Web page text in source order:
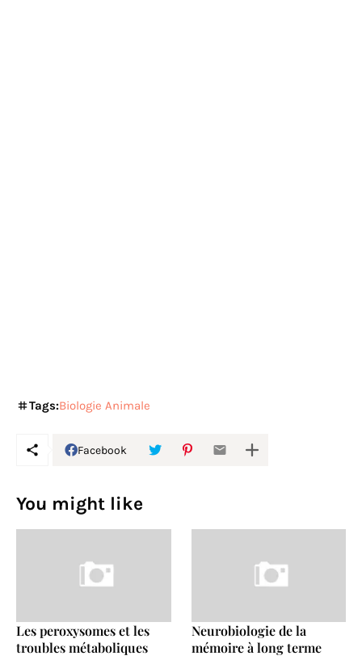
Tags:Biologie Animale
Facebook
You might like
Les peroxysomes et les
troubles métaboliques
Neurobiologie de la
mémoire à long terme